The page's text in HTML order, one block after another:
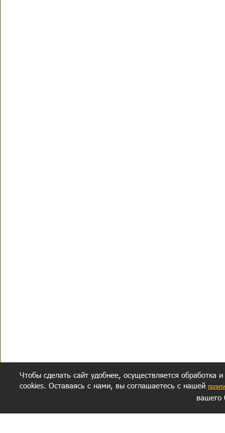
Чтобы сделать сайт удобнее, осуществляется обработка
cookies. Оставаясь с нами, вы соглашаетесь с нашей
вашего